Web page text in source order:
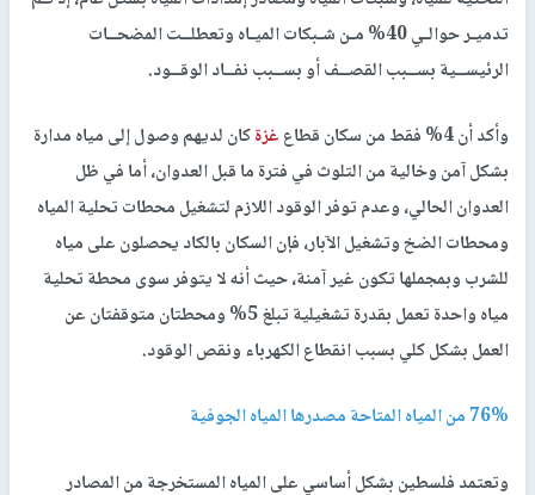
تدميـر حوالـي 40% مـن شـبكات الميـاه وتعطلــت المضحــات
الرئيســية بســبب القصــف أو بســبب نفــاد الوقــود.
وأكد أن 4% فقط من سكان قطاع غزةكان لديهم وصول إلى مياه مدارة
بشكل آمن وخالية من التلوث في فترة ما قبل العدوان، أما في ظل
العدوان الحالي، وعدم توفر الوقود اللازم لتشغيل محطات تحلية المياه
ومحطات الضخ وتشغيل الآبار، فإن السكان بالكاد يحصلون على مياه
للشرب وبمجملها تكون غير آمنة، حيث أنه لا يتوفر سوى محطة تحلية
مياه واحدة تعمل بقدرة تشغيلية تبلغ 5% ومحطتان متوقفتان عن
العمل بشكل كلي بسبب انقطاع الكهرباء ونقص الوقود.
76% من المياه المتاحة مصدرها المياه الجوفية
وتعتمد فلسطين بشكل أساسي على المياه المستخرجة من المصادر